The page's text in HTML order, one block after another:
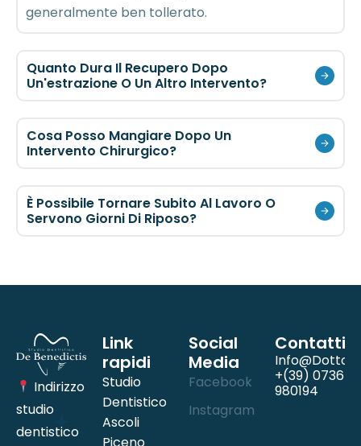
generalmente ben tollerato.
Quanto Dura Il Recupero Dopo
Un'estrazione O Un Altro Intervento?
Cosa Posso Mangiare Dopo Un
Intervento Chirurgico?
È Possibile Tornare Subito Al Lavoro O
Servono Giorni Di Riposo?
Indirizzo
studio
dentistico
Link
rapidi
Studio
Dentistico
Ascoli
Social
Media
Facebook
Instagram
Contatti
+(39) 0736
980194